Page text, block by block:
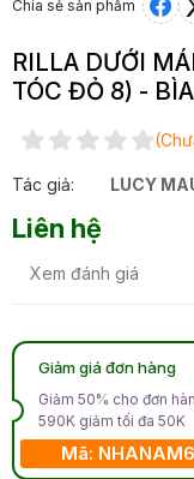
Chia sẻ sản phẩm
RILLA DƯỚI
TÓC ĐỎ 8) -
Tác giả: LUCY
Liên hệ
Xem đánh giá
Giảm giá đơn hàng
Giảm 50% cho đơn
590K giảm tối đa 50K
Mã: